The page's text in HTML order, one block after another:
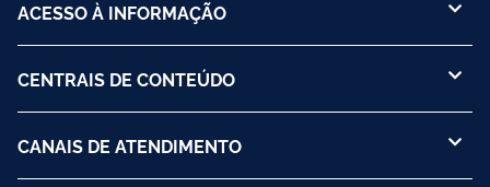
ACESSO À INFORMAÇÃO
CENTRAIS DE CONTEÚDO
CANAIS DE ATENDIMENTO